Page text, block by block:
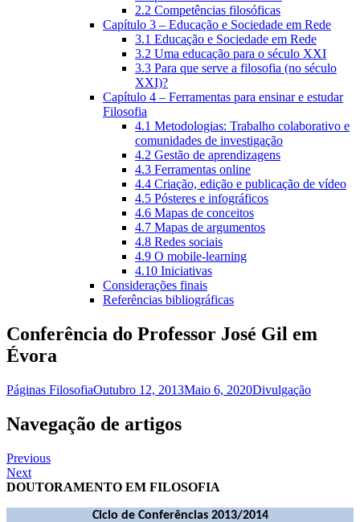
2.2 Competências filosóficas
Capítulo 3 – Educação e Sociedade em Rede
3.1 Educação e Sociedade em Rede
3.2 Uma educação para o século XXI
3.3 Para que serve a filosofia (no século
XXI)?
Capítulo 4 – Ferramentas para ensinar e estudar
Filosofia
4.1 Metodologias: Trabalho colaborativo e
comunidades de investigação
4.2 Gestão de aprendizagens
4.3 Ferramentas online
4.4 Criação, edição e publicação de vídeo
4.5 Pósteres e infográficos
4.6 Mapas de conceitos
4.7 Mapas de argumentos
4.8 Redes sociais
4.9 O mobile-learning
4.10 Iniciativas
Considerações finais
Referências bibliográficas
Conferência do Professor José Gil em
Évora
Páginas FilosofiaOutubro 12, 2013Maio 6, 2020Divulgação
Navegação de artigos
Previous
Next
DOUTORAMENTO EM FILOSOFIA
Ciclo de Conferências 2013/2014